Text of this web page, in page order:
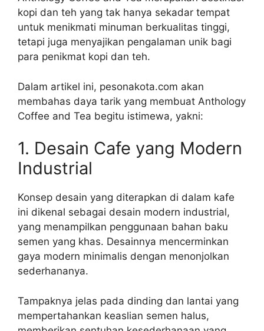
kopi dan teh yang tak hanya sekadar tempat
untuk menikmati minuman berkualitas tinggi,
tetapi juga menyajikan pengalaman unik bagi
para penikmat kopi dan teh.
Dalam artikel ini, pesonakota.com akan
membahas daya tarik yang membuat Anthology
Coffee and Tea begitu istimewa, yakni:
1. Desain Cafe yang Modern
Industrial
Konsep desain yang diterapkan di dalam kafe
ini dikenal sebagai desain modern industrial,
yang menampilkan penggunaan bahan baku
semen yang khas. Desainnya mencerminkan
gaya modern minimalis dengan menonjolkan
sederhananya.
Tampaknya jelas pada dinding dan lantai yang
mempertahankan keaslian semen halus,